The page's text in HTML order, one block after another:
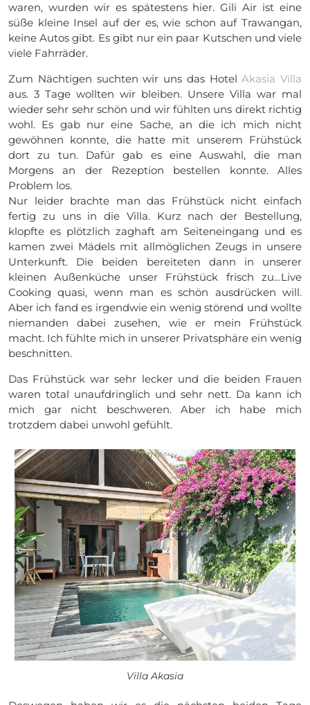
waren, wurden wir es spätestens hier. Gili Air ist eine
süße kleine Insel auf der es, wie schon auf Trawangan,
keine Autos gibt. Es gibt nur ein paar Kutschen und viele
viele Fahrräder.
Zum Nächtigen suchten wir uns das HotelAkasia Villa
aus. 3 Tage wollten wir bleiben. Unsere Villa war mal
wieder sehr sehr schön und wir fühlten uns direkt richtig
wohl. Es gab nur eine Sache, an die ich mich nicht
gewöhnen konnte, die hatte mit unserem Frühstück
dort zu tun. Dafür gab es eine Auswahl, die man
Morgens an der Rezeption bestellen konnte. Alles
Problem los.
Nur leider brachte man das Frühstück nicht einfach
fertig zu uns in die Villa. Kurz nach der Bestellung,
klopfte es plötzlich zaghaft am Seiteneingang und es
kamen zwei Mädels mit allmöglichen Zeugs in unsere
Unterkunft. Die beiden bereiteten dann in unserer
kleinen Außenküche unser Frühstück frisch zu…Live
Cooking quasi, wenn man es schön ausdrücken will.
Aber ich fand es irgendwie ein wenig störend und wollte
niemanden dabei zusehen, wie er mein Frühstück
macht. Ich fühlte mich in unserer Privatsphäre ein wenig
beschnitten.
Das Frühstück war sehr lecker und die beiden Frauen
waren total unaufdringlich und sehr nett. Da kann ich
mich gar nicht beschweren. Aber ich habe mich
trotzdem dabei unwohl gefühlt.
Villa Akasia